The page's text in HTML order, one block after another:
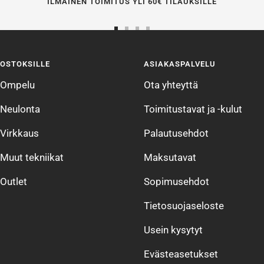
4
OSTOKSILLE
Ompelu
Neulonta
Virkkaus
Muut tekniikat
Outlet
ASIAKASPALVELU
Ota yhteyttä
Toimitustavat ja -kulut
Palautusehdot
Maksutavat
Sopimusehdot
Tietosuojaseloste
Usein kysytyt
Evästeasetukset